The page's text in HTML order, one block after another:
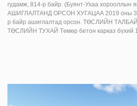
гудамж, 814-р байр. (Буянт-Ухаа хорооллын
АШИГЛАЛТАНД ОРСОН ХУГАЦАА 2019 оны 3-
р байр ашиглалтад орсон. ТӨСЛИЙН
ТӨСЛИЙН ТУХАЙ Төмөр бетон карказ бүхий